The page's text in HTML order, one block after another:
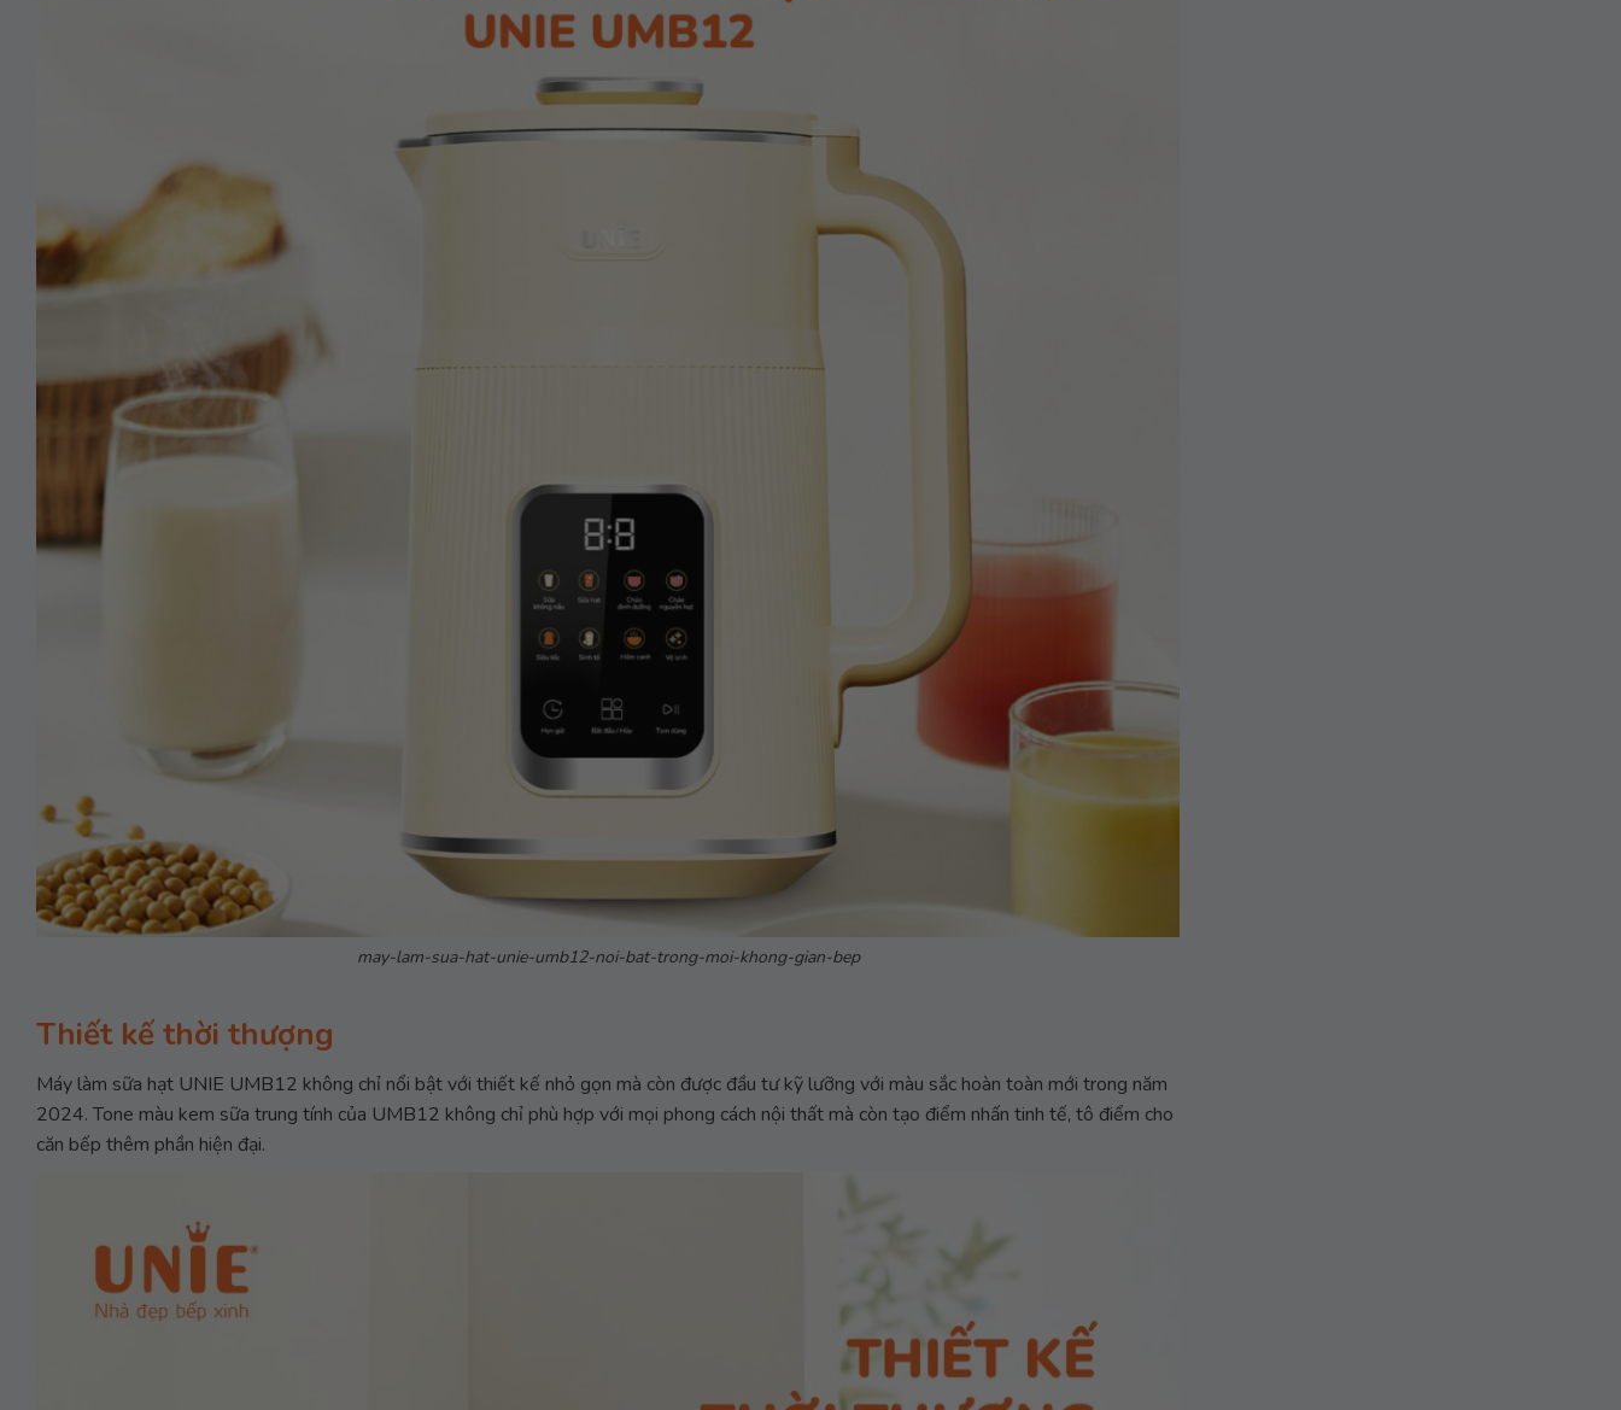
may-lam-sua-hat-unie-umb12-noi-bat-trong-moi-khong-gian-bep
Thiết kế thời thượng
Máy làm sữa hạt UNIE UMB12 không chỉ nổi bật với thiết kế nhỏ gọn mà còn được đầu tư kỹ lưỡng với màu sắc hoàn toàn mới trong năm
2024. Tone màu kem sữa trung tính của UMB12 không chỉ phù hợp với mọi phong cách nội thất mà còn tạo điểm nhấn tinh tế, tô điểm cho
căn bếp thêm phần hiện đại.